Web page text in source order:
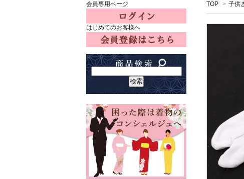
TOP > 子供
会員専用ページ
はじめてのお客様へ